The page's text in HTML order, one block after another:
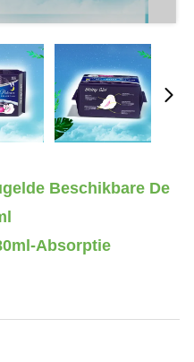
Beschikbare De
Absorptie